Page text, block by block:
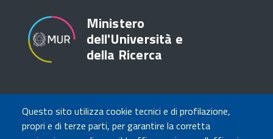
Questo sito utilizza cookie tecnici e di profilazione,
propri e di terze parti, per garantire la corretta
Ministero
dell'Università e
della Ricerca
TRASPARENZA
Amministrazione Trasparente
Atti di notifica